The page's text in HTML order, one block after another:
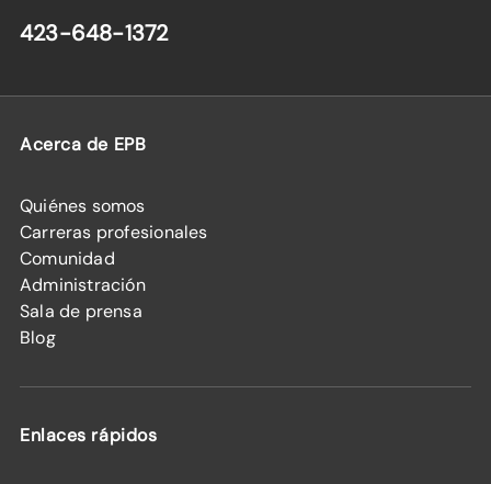
423-648-1372
Acerca de EPB
Quiénes somos
Carreras profesionales
Comunidad
Administración
Sala de prensa
Blog
Enlaces rápidos